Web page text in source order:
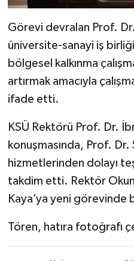
Görevi devralan Prof.
üniversite-sanayi iş
bölgesel kalkınma
artırmak amacıyla
ifade etti.
KSÜ Rektörü Prof. Dr.
konuşmasında, Prof. Dr.
hizmetlerinden dolayı
takdim etti. Rektör
Kaya’ya yeni görevinde
Tören, hatıra fotoğrafı